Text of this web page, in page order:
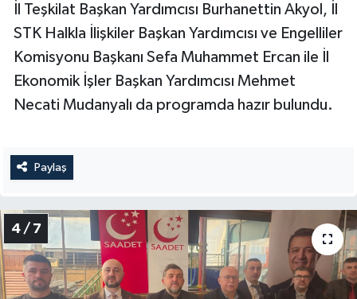
İl Teşkilat Başkan Yardımcısı Burhanettin Akyol, İl
STK Halkla İlişkiler Başkan Yardımcısı ve Engelliler
Komisyonu Başkanı Sefa Muhammet Ercan ile İl
Ekonomik İşler Başkan Yardımcısı Mehmet
Necati Mudanyalı da programda hazır bulundu.
Paylaş
4 / 7